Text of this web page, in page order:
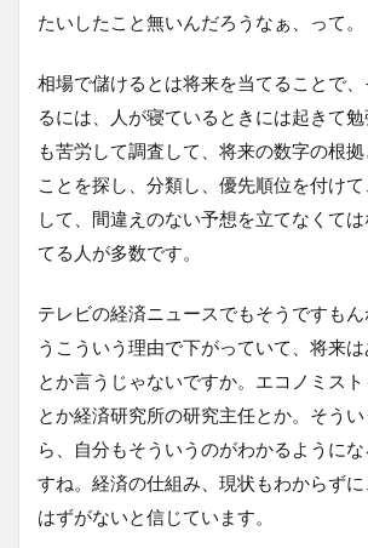
たいしたこと無いんだろうなぁ、って。
相場で儲けるとは将来を当てることで
るには、人が寝ているときには起きて
も苦労して調査して、将来の数字の根拠
ことを探し、分類し、優先順位を付け
して、間違えのない予想を立てなくて
てる人が多数です。
テレビの経済ニュースでもそうですもん
うこういう理由で下がっていて、将来は
とか言うじゃないですか。エコノミス
とか経済研究所の研究主任とか。そう
ら、自分もそういうのがわかるように
すね。経済の仕組み、現状もわからず
はずがないと信じています。